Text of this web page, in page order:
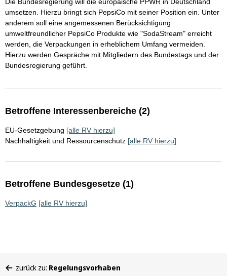
umsetzen. Hierzu bringt sich PepsiCo mit seiner Position ein. Unter
anderem soll eine angemessenen Berücksichtigung
umweltfreundlicher PepsiCo Produkte wie "SodaStream" erreicht
werden, die Verpackungen in erheblichem Umfang vermeiden.
Hierzu werden Gespräche mit Mitgliedern des Bundestags und der
Bundesregierung geführt.
Betroffene Interessenbereiche (2)
EU-Gesetzgebung [alle RV hierzu]
Nachhaltigkeit und Ressourcenschutz [alle RV hierzu]
Betroffene Bundesgesetze (1)
VerpackG [alle RV hierzu]
befinden
zurück zu: Regelungsvorhaben